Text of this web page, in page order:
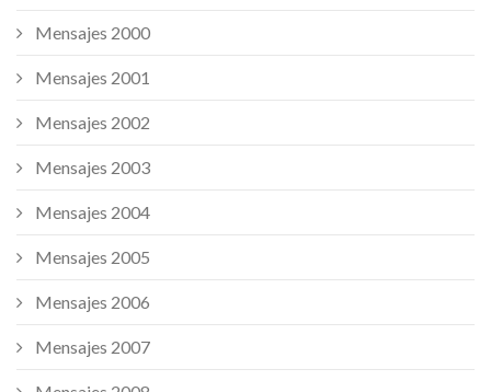
Mensajes 2000
Mensajes 2001
Mensajes 2002
Mensajes 2003
Mensajes 2004
Mensajes 2005
Mensajes 2006
Mensajes 2007